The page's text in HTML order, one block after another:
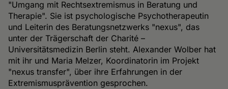
"Umgang mit Rechtsextremismus in Beratung und
Therapie". Sie ist psychologische Psychotherapeutin
und Leiterin des Beratungsnetzwerks "nexus", das
unter der Trägerschaft der Charité –
Universitätsmedizin Berlin steht. Alexander Wolber hat
mit ihr und Maria Melzer, Koordinatorin im Projekt
"nexus transfer", über ihre Erfahrungen in der
Extremismusprävention gesprochen.